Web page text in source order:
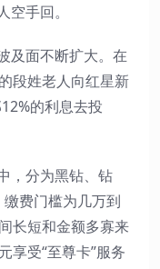
手回。
及面不断扩大。在
段姓老人向红星新
的利息去投
，分为黑钻、钻
费门槛为几万到
长短和金额多寡来
享受“至尊卡”服务